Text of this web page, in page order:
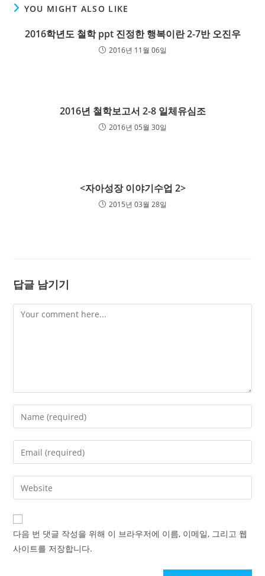
YOU MIGHT ALSO LIKE
2016학년도 철학 ppt 진정한 행복이란 2-7반 오진우
2016년 11월 06일
2016년 철학보고서 2-8 일체유심조
2016년 05월 30일
<자아성장 이야기수업 2>
2015년 03월 28일
답글 남기기
Comment
Enter
your
name
comment
Enter
your
email
address
comment
Enter
your
website
URL
(optional)
다음 번 댓글 작성을 위해 이 브라우저에 이름, 이메일, 그리고 웹
사이트를 저장합니다.